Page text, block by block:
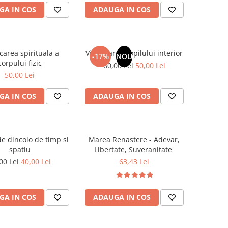
IN COS ADAUGA IN COS
spirituala a
fizic
50,00 Lei
IN COS
-17% NOU
Vindecarea copilului interior
60,00 Lei50,00 Lei
ADAUGA IN COS
dincolo de timp si
spatiu
Lei40,00 Lei
IN COS
Marea Renastere - Adevar,
Libertate, Suveranitate
63,43 Lei
ADAUGA IN COS